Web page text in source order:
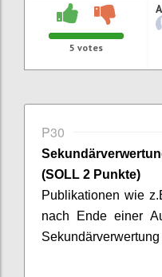
5 votes
P30
(SOLL 2 Punkte)
Publikationen wie
nach Ende einer
Sekundärverwertung